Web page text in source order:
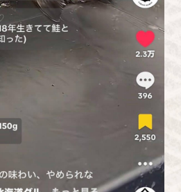
トップ
れる理由
導入実績
メッセージ
求はこちら
で相談する